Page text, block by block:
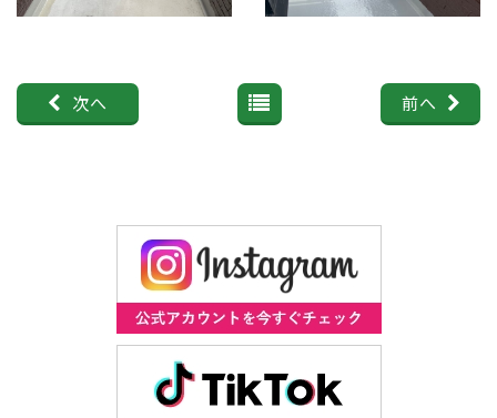
次へ 前へ